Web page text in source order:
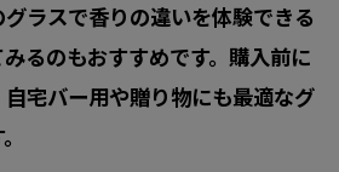
ラスで香りの違いを体験できる
るのもおすすめです。購入前に
宅バー用や贈り物にも最適なグ